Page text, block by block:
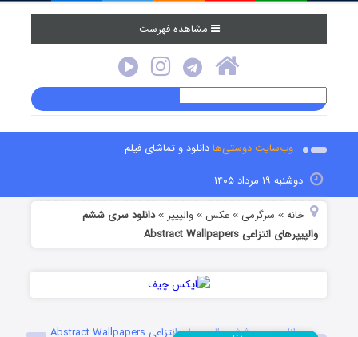
مشاهده فهرست
وب‌سایت دوستی‌هادانلود و تماشای فیلم
دوشنبه ۱۹ مرداد ۱۴۰۵
خانه » سرگرمی »عکس »والپیپر »دانلود سری ششم
والپیپرهای انتزاعی Abstract Wallpapers
دانلود سری ششم والپیپرهای انتزاعی Abstract Wallpapers